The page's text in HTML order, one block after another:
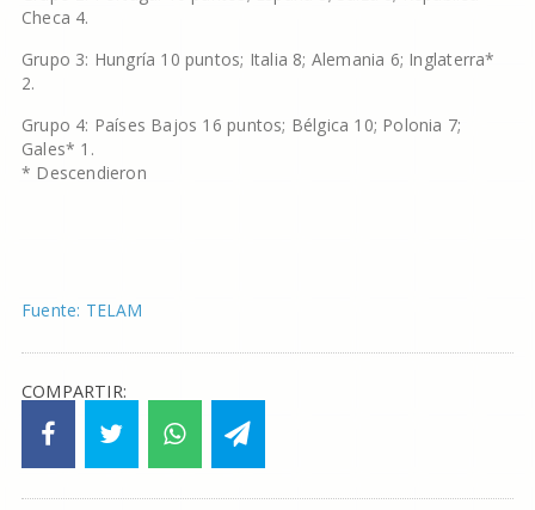
Checa 4.
Grupo 3: Hungría 10 puntos; Italia 8; Alemania 6; Inglaterra*
2.
Grupo 4: Países Bajos 16 puntos; Bélgica 10; Polonia 7;
Gales* 1.
* Descendieron
Fuente: TELAM
COMPARTIR: